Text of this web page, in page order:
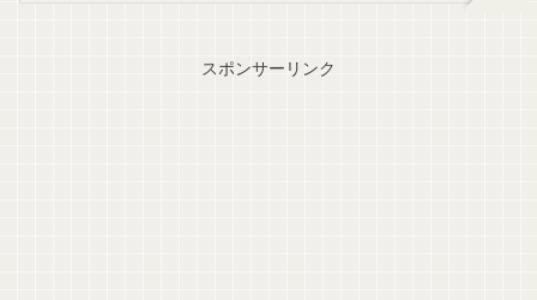
スポンサーリンク